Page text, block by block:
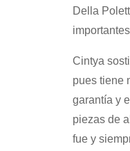
Della
Cintya
pues tiene
garantía y
piezas de
fue y